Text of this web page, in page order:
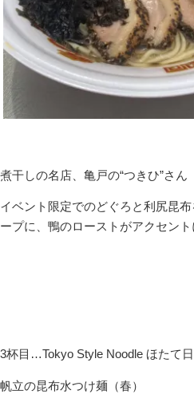
煮干しの名店、亀戸の“つきひ”さん
イベント限定でのどぐろと利尻昆
ープに、鴨のローストがアクセン
3杯目…Tokyo Style Noodle ほたて
帆立の昆布水つけ麺（春）